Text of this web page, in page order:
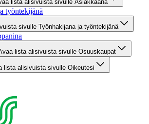
lista alisivuista sivulle Asiakkaana
työntekijänä
sivulle Työnhakijana ja työntekijänä
lista alisivuista sivulle Osuuskaupat
lista alisivuista sivulle Oikeutesi